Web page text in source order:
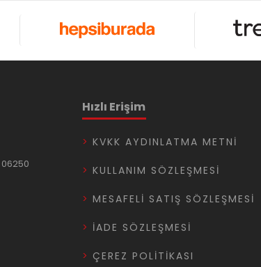
06250
Hızlı Erişim
KVKK AYDINLATMA METNI
KULLANIM SÖZLEŞMESI
MESAFELI SATIŞ SÖZLEŞMESI
İADE SÖZLEŞMESI
ÇEREZ POLITIKASI